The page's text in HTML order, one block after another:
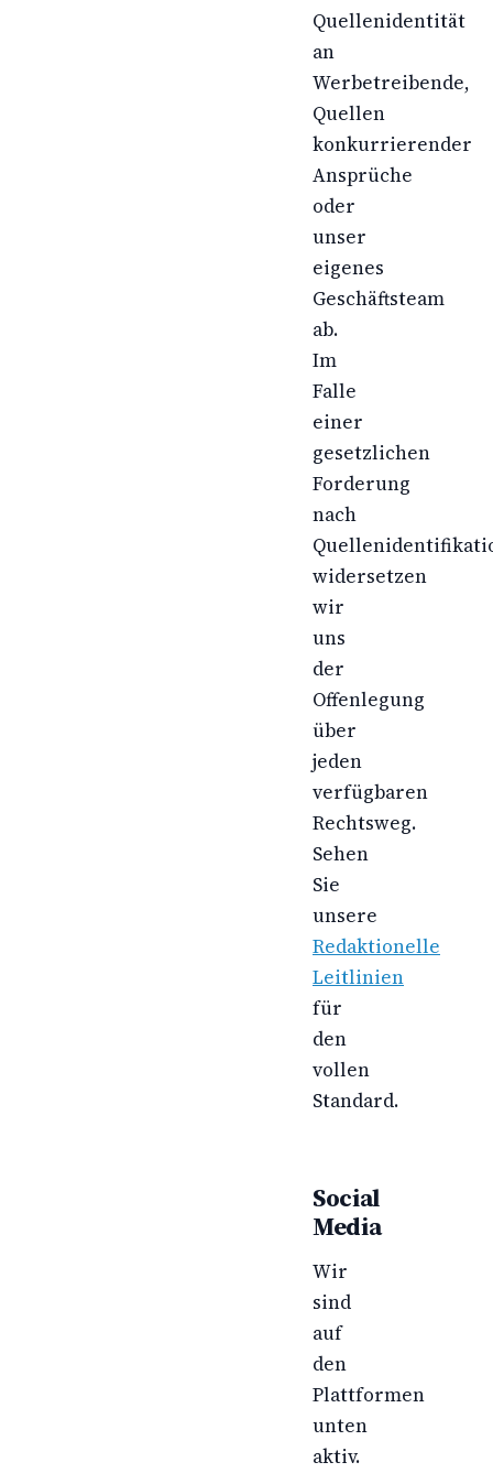
Quellenidentität
an
Werbetreibende,
Quellen
konkurrierender
Ansprüche
oder
unser
eigenes
Geschäftsteam
ab.
Im
Falle
einer
gesetzlichen
Forderung
nach
widersetzen
wir
uns
der
Offenlegung
über
jeden
verfügbaren
Rechtsweg.
Sehen
Sie
unsere
Redaktionelle
Leitlinien
für
den
vollen
Standard.
Social
Media
Wir
sind
auf
den
Plattformen
unten
aktiv.